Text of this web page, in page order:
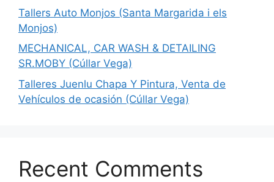
Tallers Auto Monjos (Santa Margarida i els
Monjos)
MECHANICAL, CAR WASH & DETAILING
SR.MOBY (Cúllar Vega)
Talleres Juenlu Chapa Y Pintura, Venta de
Vehículos de ocasión (Cúllar Vega)
Recent Comments